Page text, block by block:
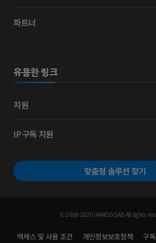
파트너
유용한 링크
지원
IP 구독 지원
맞춤형 솔루션 찾기
© 2008-2026 IMAIOS SAS All rights
액세스 및 사용 조건 개인정보보호정책 구